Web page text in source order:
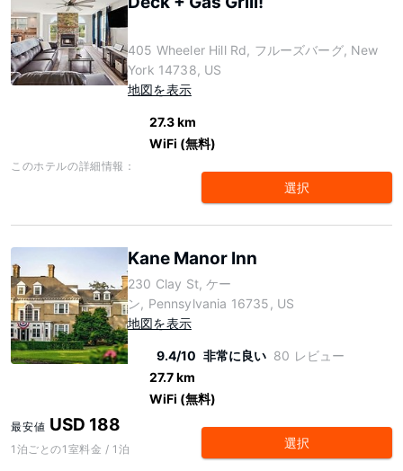
405 Wheeler Hill Rd, フルーズバーグ, New
York 14738, US
地図を表示
27.3 km
WiFi (無料)
このホテルの詳細情報：
選択
Kane Manor Inn
230 Clay St, ケー
ン, Pennsylvania 16735, US
地図を表示
9.4/10 非常に良い 80 レビュー
27.7 km
WiFi (無料)
最安値 USD 188
1泊ごとの1室料金 / 1泊 選択